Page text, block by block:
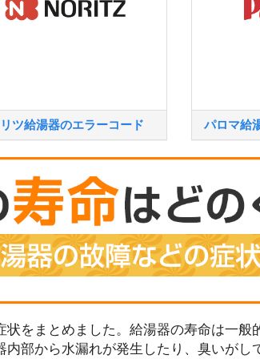
ツ給湯器のエラーコード パロマ給
をまとめました。給湯器の寿命は一
部から水漏れが発生したり、臭いが